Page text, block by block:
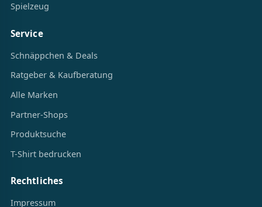
Spielzeug
Service
Schnäppchen & Deals
Ratgeber & Kaufberatung
Alle Marken
Partner-Shops
Produktsuche
T-Shirt bedrucken
Rechtliches
Impressum